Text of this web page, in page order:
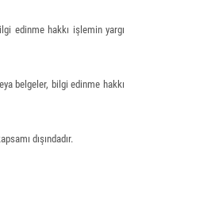
edinme hakkı işlemin yargı
belgeler, bilgi edinme hakkı
dışındadır.